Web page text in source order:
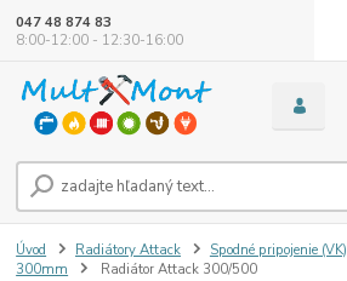
047 48 874 83
8:00-12:00 - 12:30-16:00
Úvod Radiátory Attack Spodné pripojenie (VK)
300mm
Radiátor Attack 300/500